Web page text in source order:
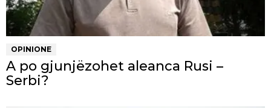
OPINIONE
A po gjunjëzohet aleanca Rusi –
Serbi?